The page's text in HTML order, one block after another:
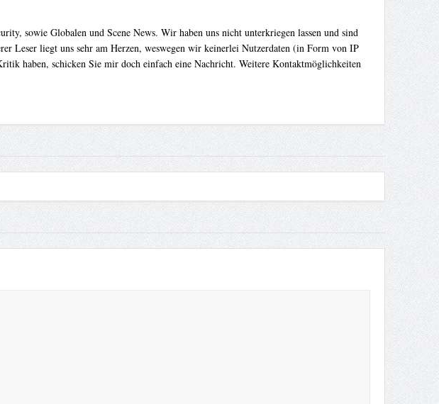
sowie Globalen und Scene News. Wir haben uns nicht unterkriegen lassen und sind
Leser liegt uns sehr am Herzen, weswegen wir keinerlei Nutzerdaten (in Form von IP
haben, schicken Sie mir doch einfach eine Nachricht. Weitere Kontaktmöglichkeiten